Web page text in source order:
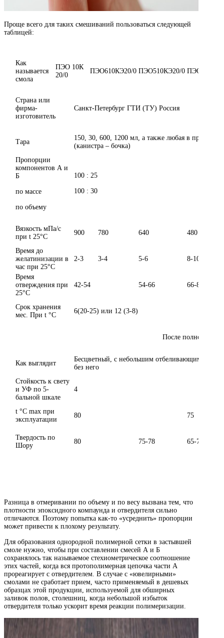
Проще всего для таких смешиваний пользоваться следующей
таблицей:
Как
называется
смола
ПЭО 10К
20/0
ПЭО610КЭ20/0 ПЭО510КЭ20/0
Страна или
фирма-
изготовитель
Санкт-Петербург ГТИ (ТУ) Россия
Тара
150, 30, 600, 1200 мл, а также любая в пределах
(канистра – бочка)
Пропорции
компонентов А и
Б
по массе
по объему
100 : 25
100 : 30
Вязкость мПа/с
при t 25°C
900 780 640 480
Время до
желатинизации в
час при 25°C
2-3 3-4 5-6 8-10
Время
отверждения при
25°C
42-54 54-66 66-84
Срок хранения
мес. При t °C
6(20-25) или 12 (3-8)
После полной
Как выглядит
Бесцветный, с небольшим отбеливающим
без него
Стойкость к свету
и УФ по 5-
бальной шкале
4
t °C max при
эксплуатации
80 75
Твердость по
Шору
80 75-78 65-70
Разница в отмеривании по объему и по весу вызвана тем, что
плотности эпоксидного компаунда и отвердителя сильно
отличаются. Поэтому попытка как-то «усреднить» пропорции
может привести к плохому результату.
Для образования однородной полимерной сетки в застывшей
смоле нужно, чтобы при составлении смесей А и Б
сохранялось так называемое стехиометрическое соотношение
этих частей, когда вся протополимерная цепочка части А
прореагирует с отвердителем. В случае с «ювелирными»
смолами не сработает прием, часто применяемый в дешевых
образцах этой продукции, используемой для обширных
заливок полов, столешниц, когда небольшой избыток
отвердителя только ускорит время реакции полимеризации.